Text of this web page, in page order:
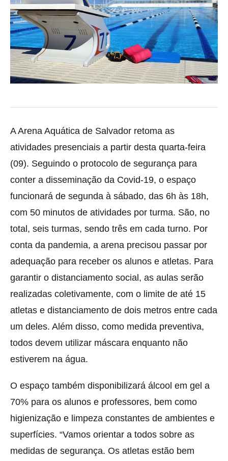
A Arena Aquática de Salvador retoma as
atividades presenciais a partir desta quarta-feira
(09). Seguindo o protocolo de segurança para
conter a disseminação da Covid-19, o espaço
funcionará de segunda à sábado, das 6h às 18h,
com 50 minutos de atividades por turma. São, no
total, seis turmas, sendo três em cada turno. Por
conta da pandemia, a arena precisou passar por
adequação para receber os alunos e atletas. Para
garantir o distanciamento social, as aulas serão
realizadas coletivamente, com o limite de até 15
atletas e distanciamento de dois metros entre cada
um deles. Além disso, como medida preventiva,
todos devem utilizar máscara enquanto não
estiverem na água.
O espaço também disponibilizará álcool em gel a
70% para os alunos e professores, bem como
higienização e limpeza constantes de ambientes e
superfícies. “Vamos orientar a todos sobre as
medidas de segurança. Os atletas estão bem